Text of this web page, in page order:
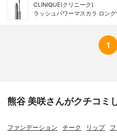
CLINIQUE(クリニーク)
ラッシュパワーマスカラ ロン
1
熊谷 美咲さんがクチコミ
ファンデーション チーク リップ